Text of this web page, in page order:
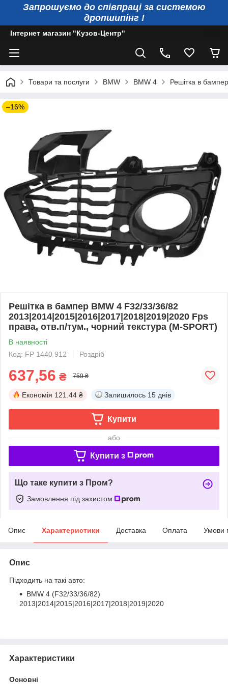
Запрошуємо до співпраці за системою
дропшипінг !
Інтернет магазин "Кузов-Центр"
Товари та послуги BMW BMW 4 Решітка в
–16%
Решітка в бампер BMW 4 F32/33/36/82
2013|2014|2015|2016|2017|2018|2019|2020 Fps
права, отв.п/тум., чорний текстура (M-SPORT)
В наявності
Код: FP 1440 912
Роздріб
637,56 ₴ 759 ₴
Економія 121.44 ₴ Залишилось 15 днів
Купити
або
Купити з
Що таке купити з Пром?
Замовлення під захистом
Опис Характеристики Доставка Оплата Умови
Опис
Підходить на такі авто:
BMW 4 (F32/33/36/82)
2013|2014|2015|2016|2017|2018|2019|2020
Характеристики
Основні